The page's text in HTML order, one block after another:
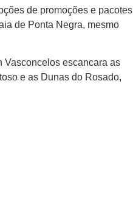
de promoções e pacotes
de Ponta Negra, mesmo
Vasconcelos escancara as
e as Dunas do Rosado,